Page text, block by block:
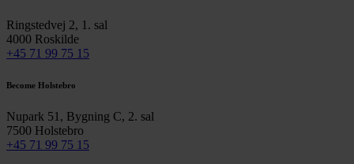
Ringstedvej 2, 1. sal
4000 Roskilde
+45 71 99 75 15
Become Holstebro
Nupark 51, Bygning C, 2. sal
7500 Holstebro
+45 71 99 75 15